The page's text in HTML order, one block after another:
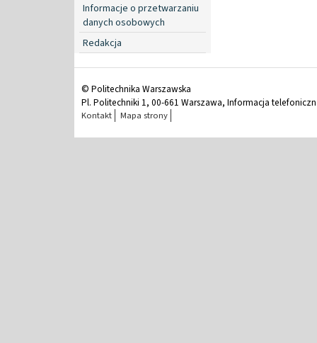
Informacje o przetwarzaniu
danych osobowych
Redakcja
© Politechnika Warszawska
Pl. Politechniki 1, 00-661 Warszawa, Informacja
Kontakt Mapa strony